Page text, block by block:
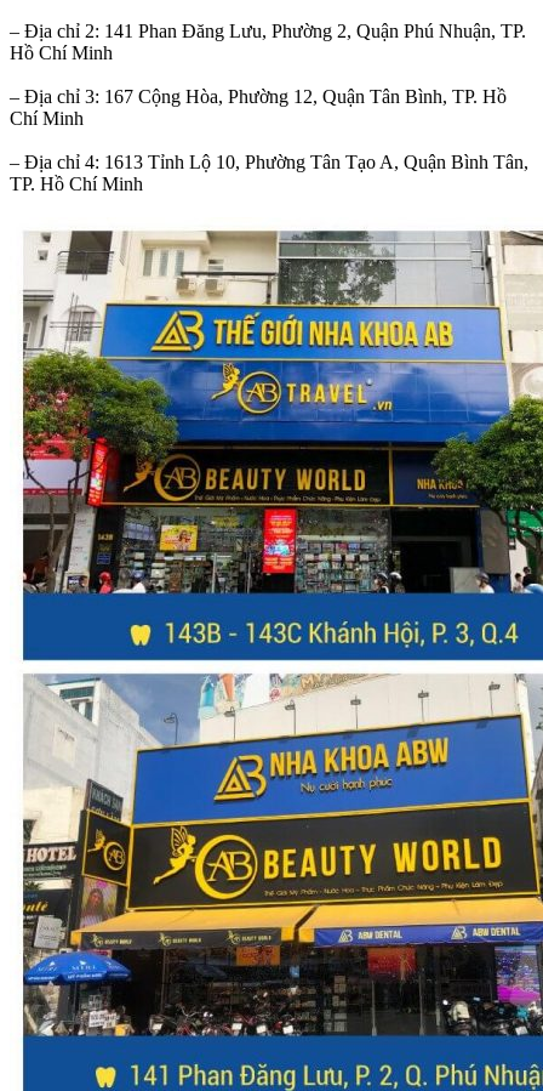
– Địa chỉ 2: 141 Phan Đăng Lưu, Phường 2, Quận Phú Nhuận, TP.
Hồ Chí Minh
– Địa chỉ 3: 167 Cộng Hòa, Phường 12, Quận Tân Bình, TP. Hồ
Chí Minh
– Địa chỉ 4: 1613 Tỉnh Lộ 10, Phường Tân Tạo A, Quận Bình Tân,
TP. Hồ Chí Minh